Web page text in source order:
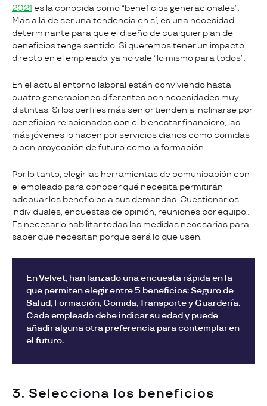
2021 es la conocida como “beneficios generacionales”.
Más allá de ser una tendencia en sí, es una necesidad
determinante para que el diseño de cualquier plan de
beneficios tenga sentido. Si queremos tener un impacto
directo en el empleado, ya no vale “lo mismo para todos”.
En el actual entorno laboral están conviviendo hasta
cuatro generaciones diferentes con necesidades muy
distintas. Si los perfiles más senior tienden a inclinarse por
beneficios relacionados con el bienestar financiero, las
más jóvenes lo hacen por servicios diarios como comidas
o con proyección de futuro como la formación.
Por lo tanto, elegir las herramientas de comunicación con
el empleado para conocer qué necesita permitirán
adecuar los beneficios a sus demandas. Cuestionarios
individuales, encuestas de opinión, reuniones por equipo…
Es necesario habilitar todas las medidas necesarias para
saber qué necesitan porque será lo que usen.
En Velvet, han lanzado una encuesta rápida en la
que permiten elegir entre 5 beneficios: Seguro de
Salud, Formación, Comida, Transporte y Guardería.
Cada empleado debe indicar su edad y puede
añadir alguna otra preferencia para contemplar en
el futuro.
3. Selecciona los beneficios